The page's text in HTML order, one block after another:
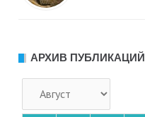
АРХИВ ПУБЛИКАЦИЙ